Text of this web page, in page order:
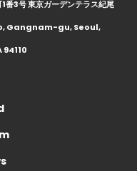
3号 東京ガーデンテラス紀尾
Gangnam-gu, Seoul,